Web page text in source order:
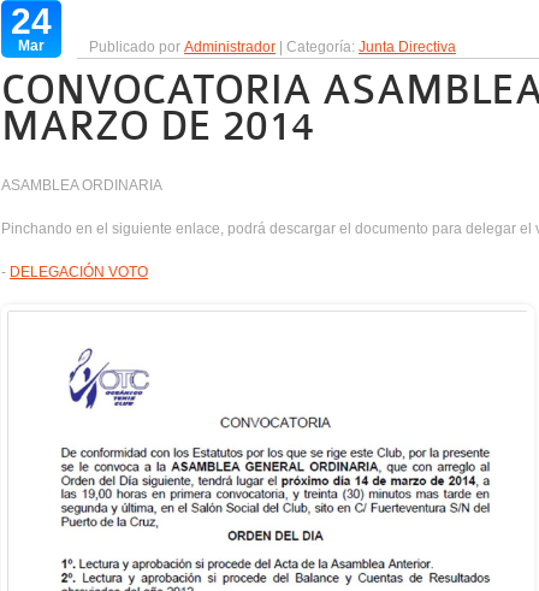
24
Mar Publicado por Administrador | Categoría: Junta Directiva
CONVOCATORIA
MARZO DE 2014
ASAMBLEA ORDINARIA
Pinchando en el siguiente enlace, podrá descargar el documento para delegar el
- DELEGACIÓN VOTO